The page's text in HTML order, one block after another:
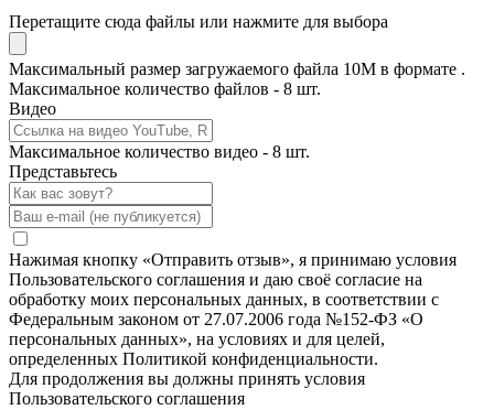
Перетащите сюда файлы или нажмите для выбора
Максимальный размер загружаемого файла 10M в формате .
Максимальное количество файлов - 8 шт.
Видео
Максимальное количество видео - 8 шт.
Представьтесь
Нажимая кнопку «Отправить отзыв», я принимаю условия
Пользовательского соглашения и даю своё согласие на
обработку моих персональных данных, в соответствии с
Федеральным законом от 27.07.2006 года №152-ФЗ «О
персональных данных», на условиях и для целей,
определенных Политикой конфиденциальности.
Для продолжения вы должны принять условия
Пользовательского соглашения